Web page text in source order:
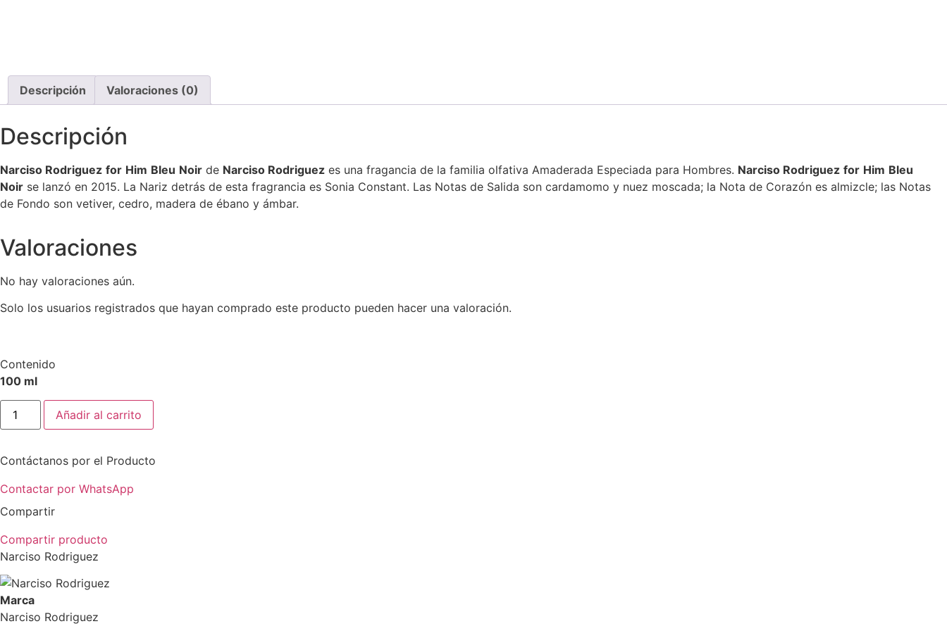
Descripción Valoraciones (0)
Descripción
Narciso Rodriguez for Him Bleu Noir de Narciso Rodriguez es una fragancia de la familia olfativa Amaderada Especiada para Hombres. Narciso Rodriguez for Him Bleu
Noir se lanzó en 2015. La Nariz detrás de esta fragrancia es Sonia Constant. Las Notas de Salida son cardamomo y nuez moscada; la Nota de Corazón es almizcle; las Notas
de Fondo son vetiver, cedro, madera de ébano y ámbar.
Valoraciones
No hay valoraciones aún.
Solo los usuarios registrados que hayan comprado este producto pueden hacer una valoración.
Contenido
100 ml
Narciso
Rodriguez
For
Noir
100
ml
cantidad
Añadir al carrito
Contáctanos por el Producto
Contactar por WhatsApp
Compartir
Compartir producto
Narciso Rodriguez
Marca
Narciso Rodriguez